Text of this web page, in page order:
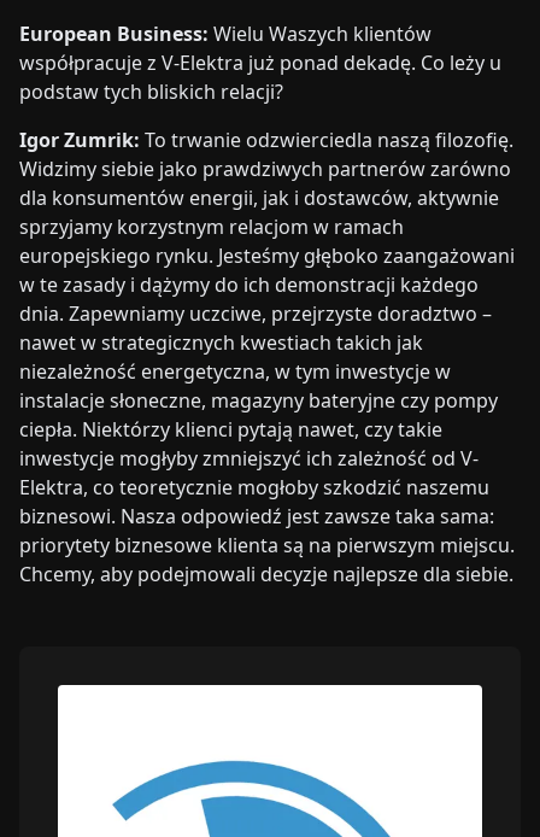
European Business: Wielu Waszych klientów
współpracuje z V-Elektra już ponad dekadę. Co leży u
podstaw tych bliskich relacji?
Igor Zumrik: To trwanie odzwierciedla naszą filozofię.
Widzimy siebie jako prawdziwych partnerów zarówno
dla konsumentów energii, jak i dostawców, aktywnie
sprzyjamy korzystnym relacjom w ramach
europejskiego rynku. Jesteśmy głęboko zaangażowani
w te zasady i dążymy do ich demonstracji każdego
dnia. Zapewniamy uczciwe, przejrzyste doradztwo –
nawet w strategicznych kwestiach takich jak
niezależność energetyczna, w tym inwestycje w
instalacje słoneczne, magazyny bateryjne czy pompy
ciepła. Niektórzy klienci pytają nawet, czy takie
inwestycje mogłyby zmniejszyć ich zależność od V-
Elektra, co teoretycznie mogłoby szkodzić naszemu
biznesowi. Nasza odpowiedź jest zawsze taka sama:
priorytety biznesowe klienta są na pierwszym miejscu.
Chcemy, aby podejmowali decyzje najlepsze dla siebie.